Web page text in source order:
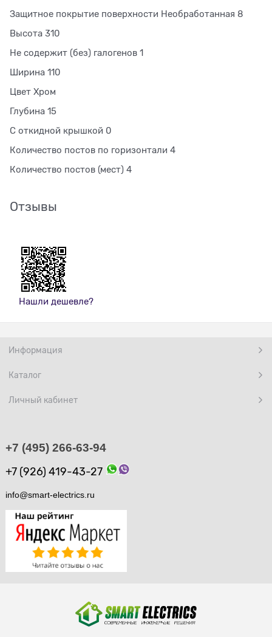
Защитное покрытие поверхности Необработанная 8
Высота 310
Не содержит (без) галогенов 1
Ширина 110
Цвет Хром
Глубина 15
С откидной крышкой 0
Количество постов по горизонтали 4
Количество постов (мест) 4
Отзывы
Нашли дешевле?
Информация
Каталог
Личный кабинет
+7 (495) 266-63-94
+7 (926) 419-43-27
info@smart-electrics.ru